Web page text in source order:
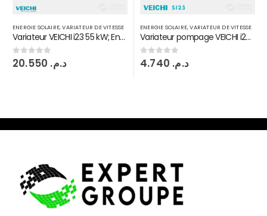
ENERGIE SOLAIRE,VARIATEUR DE VITESSE
Variateur pompage VEICHI i23 11 kW
0sur 5 د.م.4.740
ENERGIE SOLAIRE,VARIATEUR DE VITESSE
Variateur Pompage VEICHI i23 37 kW
0sur 5 د.م.15.565